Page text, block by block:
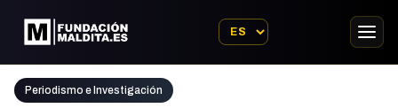
Periodismo e Investigación